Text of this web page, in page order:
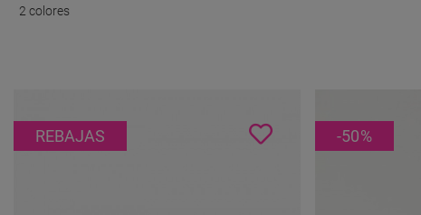
De Piel Con Tachuelas
2 colores
REBAJAS -50%